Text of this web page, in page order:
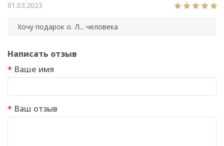
01.03.2023
Хочу подарок о. Л... человека
Написать отзыв
Ваше имя
Ваш отзыв